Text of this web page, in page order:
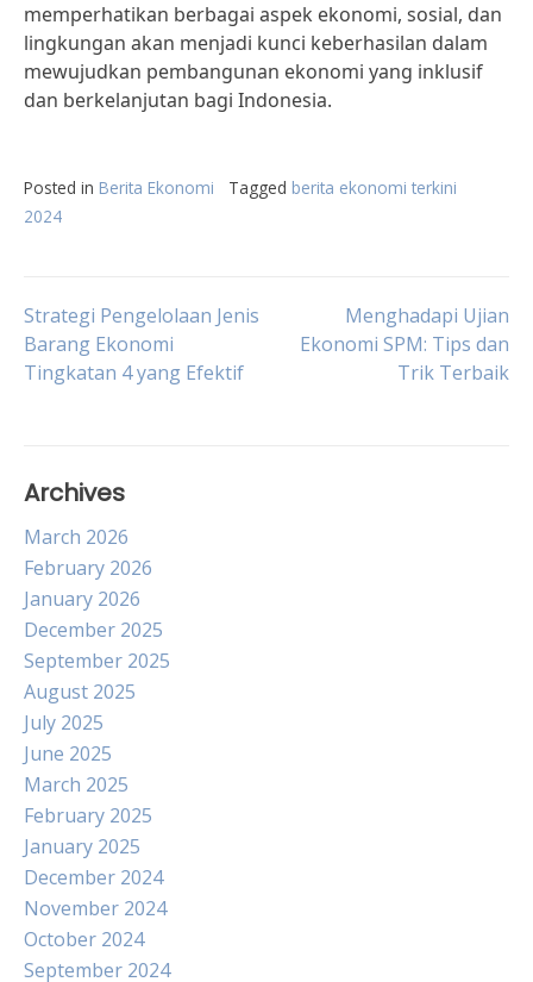
memperhatikan berbagai aspek ekonomi, sosial, dan
lingkungan akan menjadi kunci keberhasilan dalam
mewujudkan pembangunan ekonomi yang inklusif
dan berkelanjutan bagi Indonesia.
Posted in Berita Ekonomi Tagged berita ekonomi terkini
2024
Post
navigation
Strategi Pengelolaan Jenis
Barang Ekonomi
Tingkatan 4 yang Efektif
Menghadapi Ujian
Ekonomi SPM: Tips dan
Trik Terbaik
Archives
March 2026
February 2026
January 2026
December 2025
September 2025
August 2025
July 2025
June 2025
March 2025
February 2025
January 2025
December 2024
November 2024
October 2024
September 2024